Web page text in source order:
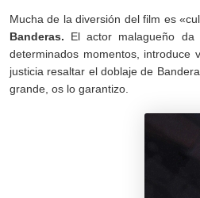
Mucha de la diversión del film es
Banderas. El actor malagueño
determinados momentos, introduce
justicia resaltar el doblaje de
grande, os lo garantizo.